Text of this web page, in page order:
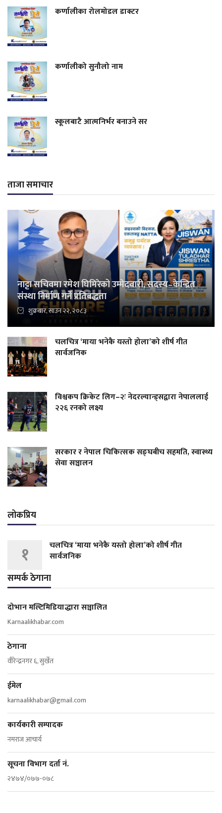
कर्णालीका रोलमोडल डाक्टर
कर्णालीको सुनौलो नाम
स्कूलबाटै आत्मनिर्भर बनाउने सर
ताजा समाचार
नाट्टा सचिवमा रमेश घिमिरेको उम्मेदवारी, सदस्य–केन्द्रित
संस्था निर्माण गर्ने प्रतिबद्धता
शुक्रबार, साउन २२, २०८३
चलचित्र ‘माया भनेकै यस्तो होला’को शीर्ष गीत
सार्वजनिक
विश्वकप क्रिकेट लिग–२ः नेदरल्यान्ड्सद्वारा नेपाललाई
२२६ रनको लक्ष्य
सरकार र नेपाल चिकित्सक सङ्घबीच सहमति, स्वास्थ्य
सेवा सञ्चालन
लोकप्रिय
१
चलचित्र ‘माया भनेकै यस्तो होला’को शीर्ष गीत
सार्वजनिक
सम्पर्क ठेगाना
दोभान मल्टिमिडियाद्धारा सञ्चालित
Karnaalikhabar.com
ठेगाना
वीरेन्द्रनगर ६, सुर्खेत
ईमेल
karnaalikhabar@gmail.com
कार्यकारी सम्पादक
नमराज आचार्य
सूचना विभाग दर्ता नं.
२४७४/०७७-०७८